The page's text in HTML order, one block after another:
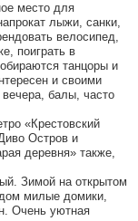
место для
лыжи, санки,
велосипед,
поиграть в
танцоры и
и своими
вечера, балы, часто
«Крестовский
Остров и
деревня» также,
Зимой на открытом
милые домики,
Очень уютная